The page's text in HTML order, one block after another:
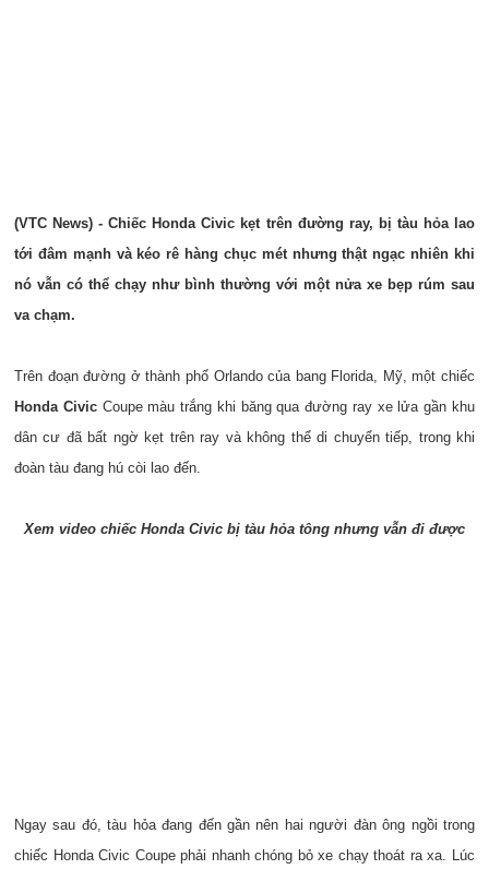
(VTC News) - Chiếc Honda Civic kẹt trên đường ray, bị tàu hỏa lao
tới đâm mạnh và kéo rê hàng chục mét nhưng thật ngạc nhiên khi
nó vẫn có thể chạy như bình thường với một nửa xe bẹp rúm sau
va chạm.
Trên đoạn đường ở thành phố Orlando của bang Florida, Mỹ, một chiếc
Honda CivicCoupe màu trắng khi băng qua đường ray xe lửa gần khu
dân cư đã bất ngờ kẹt trên ray và không thể di chuyển tiếp, trong khi
đoàn tàu đang hú còi lao đến.
Xem video chiếc Honda Civic bị tàu hỏa tông nhưng vẫn đi được
Ngay sau đó, tàu hỏa đang đến gần nên hai người đàn ông ngồi trong
chiếc Honda Civic Coupe phải nhanh chóng bỏ xe chạy thoát ra xa. Lúc